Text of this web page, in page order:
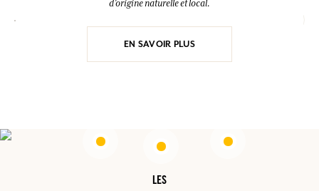
d’origine naturelle et local.
EN SAVOIR PLUS
LES